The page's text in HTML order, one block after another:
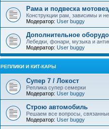
Рама и подвеска
Конструкции рам, зависимы и
Модератор: User buggy
Дополнительное
Лебедки, фонари, музыка и
Модератор: User buggy
РЕПЛИКИ И КИТ-КАРЫ
Супер 7 / Локост
Реплика супер семерки
Модератор: User buggy
Строю автомобиль
Решаем все вопросы,
Модератор: User buggy